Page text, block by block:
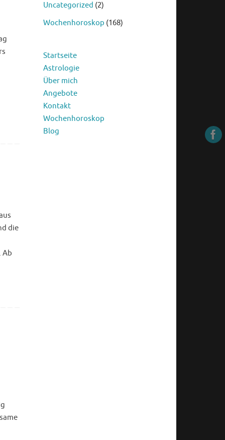
die
Ab
Uncategorized (2)
Wochenhoroskop (168)
Startseite
Astrologie
Über mich
Angebote
Kontakt
Wochenhoroskop
Blog